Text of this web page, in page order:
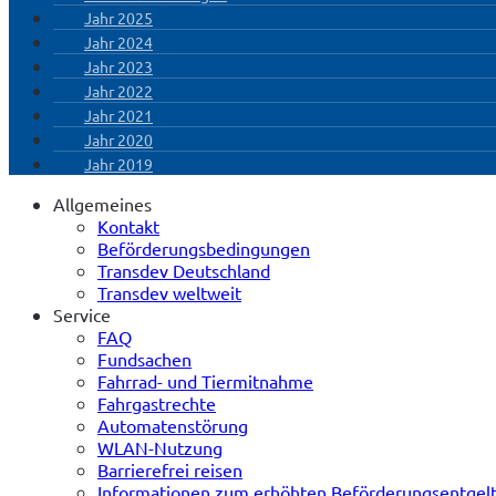
Jahr 2025
Jahr 2024
Jahr 2023
Jahr 2022
Jahr 2021
Jahr 2020
Jahr 2019
Allgemeines
Kontakt
Beförderungsbedingungen
Transdev Deutschland
Transdev weltweit
Service
FAQ
Fundsachen
Fahrrad- und Tiermitnahme
Fahrgastrechte
Automatenstörung
WLAN-Nutzung
Barrierefrei reisen
Informationen zum erhöhten Beförderungsentgelt